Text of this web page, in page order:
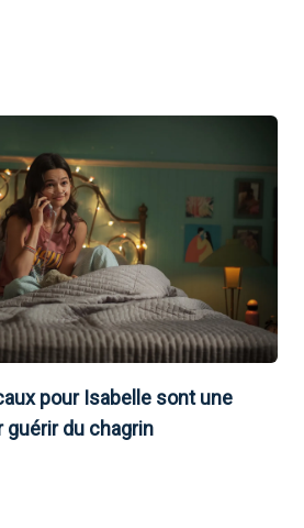
pour Isabelle sont une
guérir du chagrin